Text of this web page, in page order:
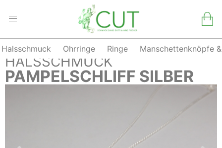
to
content
Halsschmuck Ohrringe Ringe Manschettenknöpfe &
HALSSCHMUCK
PAMPELSCHLIFF SILBER
ZURÜCK